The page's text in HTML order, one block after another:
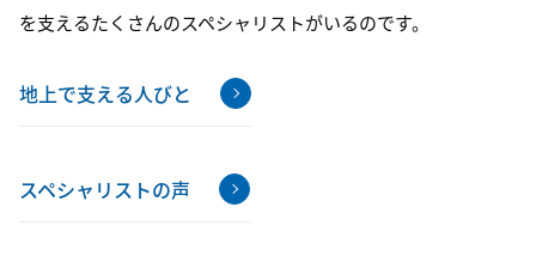
を支えるたくさんのスペシャリストがいるのです。
地上で支える人びと
スペシャリストの声